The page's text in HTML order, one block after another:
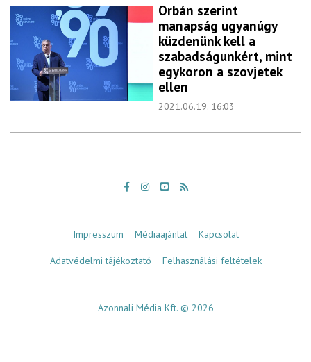
Orbán szerint
manapság ugyanúgy
küzdenünk kell a
szabadságunkért, mint
egykoron a szovjetek
ellen
2021.06.19. 16:03
Impresszum Médiaajánlat Kapcsolat
Adatvédelmi tájékoztató Felhasználási feltételek
Azonnali Média Kft. © 2026